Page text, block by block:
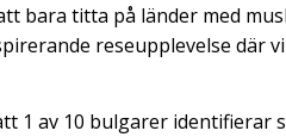
bara titta på länder med
reseupplevelse där
1 av 10 bulgarer identifierar